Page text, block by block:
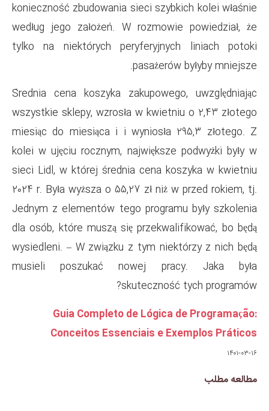
konieczność zbudowania sieci
według jego założeń. W
tylko na niektórych
Średnia cena koszyka
wszystkie sklepy, wzrosła w
miesiąc do miesiąca i i
kolei w ujęciu rocznym,
sieci Lidl, w której średnia
2024 r. Była wyższa o 55,27
Jednym z elementów tego
dla osób, które muszą się
wysiedleni. – W związku z
musieli poszukać nowej
Guia Completo de
Conceitos